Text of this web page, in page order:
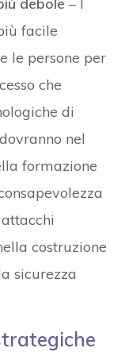
facile
le persone per
che
di
nel
formazione
costruzione
sicurezza